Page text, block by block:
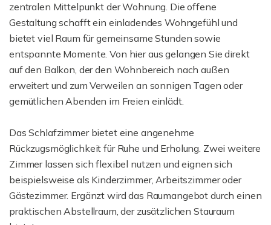
zentralen Mittelpunkt der Wohnung. Die offene
Gestaltung schafft ein einladendes Wohngefühl und
bietet viel Raum für gemeinsame Stunden sowie
entspannte Momente. Von hier aus gelangen Sie direkt
auf den Balkon, der den Wohnbereich nach außen
erweitert und zum Verweilen an sonnigen Tagen oder
gemütlichen Abenden im Freien einlädt.
Das Schlafzimmer bietet eine angenehme
Rückzugsmöglichkeit für Ruhe und Erholung. Zwei weitere
Zimmer lassen sich flexibel nutzen und eignen sich
beispielsweise als Kinderzimmer, Arbeitszimmer oder
Gästezimmer. Ergänzt wird das Raumangebot durch einen
praktischen Abstellraum, der zusätzlichen Stauraum